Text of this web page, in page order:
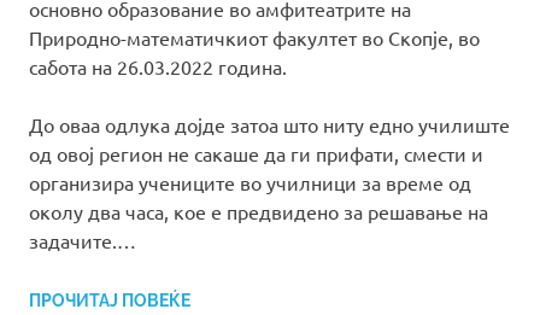
основно образование во амфитеатрите на
Природно-математичкиот факултет во Скопје, во
сабота на 26.03.2022 година.
До оваа одлука дојде затоа што ниту едно училиште
од овој регион не сакаше да ги прифати, смести и
организира учениците во училници за време од
околу два часа, кое е предвидено за решавање на
задачите.…
ПРОЧИТАЈ ПОВЕЌЕ